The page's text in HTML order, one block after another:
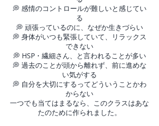
💭 感情のコントロールが難しいと感じてい
る
💭 頑張っているのに、なぜか生きづらい
💭 身体がいつも緊張していて、リラックス
できない
💭 HSP・繊細さん、と言われることが多い
💭 過去のことが頭から離れず、前に進めな
い気がする
💭 自分を大切にするってどういうことかわ
からない
一つでも当てはまるなら、このクラスはあな
たのために作られました。